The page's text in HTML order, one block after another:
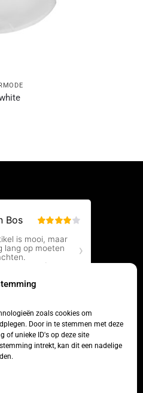
zoals cookies om
Door in te stemmen met deze
of unieke ID's op deze site
intrekt, kan dit een nadelige